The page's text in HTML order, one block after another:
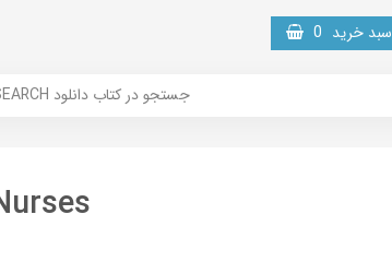
سبد خرید 0
SEARCH جستجو در کتاب دانلود